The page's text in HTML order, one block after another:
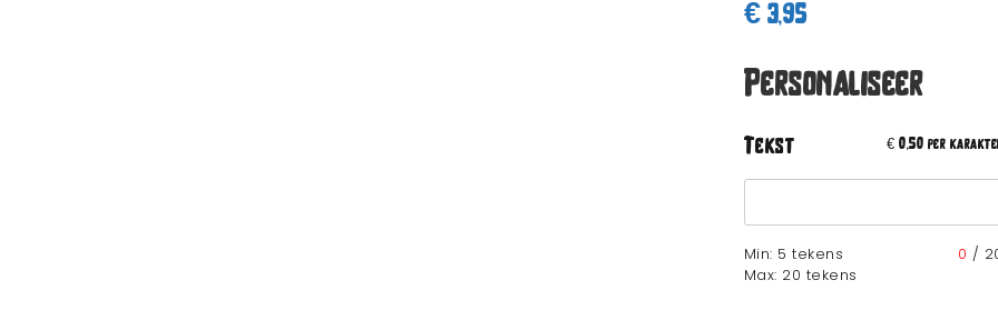
€ 3,95
Personaliseer
Tekst € 0,50 per
0 /
Min: 5 tekens
Max: 20 tekens